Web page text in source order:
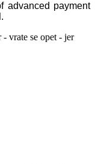
advanced payment
vrate se opet - jer